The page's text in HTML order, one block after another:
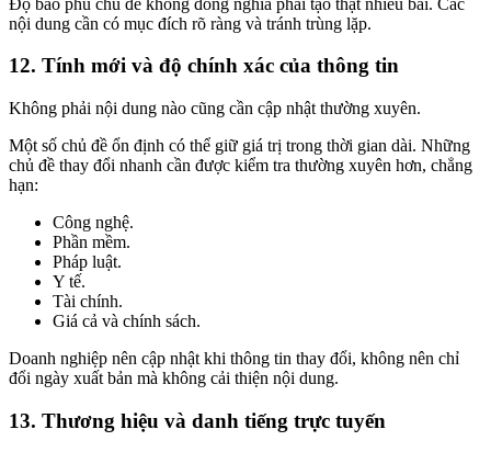
nội dung cần có mục đích rõ ràng và tránh trùng lặp.
12. Tính mới và độ chính xác của thông tin
Không phải nội dung nào cũng cần cập nhật thường xuyên.
Một số chủ đề ổn định có thể giữ giá trị trong thời gian dài. Những
chủ đề thay đổi nhanh cần được kiểm tra thường xuyên hơn, chẳng
hạn:
Công nghệ.
Phần mềm.
Pháp luật.
Y tế.
Tài chính.
Giá cả và chính sách.
Doanh nghiệp nên cập nhật khi thông tin thay đổi, không nên chỉ
đổi ngày xuất bản mà không cải thiện nội dung.
13. Thương hiệu và danh tiếng trực tuyến